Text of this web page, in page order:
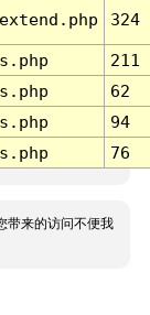
324
211
62
94
76
带来的访问不便我